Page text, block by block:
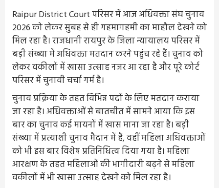
Raipur District Court परिसर में आज अधिवक्ता संघ चुनाव
2026 को लेकर सुबह से ही गहमागहमी का माहौल देखने को
मिल रहा है। राजधानी रायपुर के जिला न्यायालय परिसर में
बड़ी संख्या में अधिवक्ता मतदान करने पहुंच रहे हैं। चुनाव को
लेकर वकीलों में खासा उत्साह नजर आ रहा है और पूरे कोर्ट
परिसर में चुनावी चर्चा गर्म है।
चुनाव प्रक्रिया के तहत विभिन्न पदों के लिए मतदान कराया
जा रहा है। अधिवक्ताओं से बातचीत में सामने आया कि इस
बार का चुनाव कई मायनों में खास माना जा रहा है। बड़ी
संख्या में प्रत्याशी चुनाव मैदान में हैं, वहीं महिला अधिवक्ताओं
को भी इस बार विशेष प्रतिनिधित्व दिया गया है। महिला
आरक्षण के तहत महिलाओं की भागीदारी बढ़ने से महिला
वकीलों में भी खासा उत्साह देखने को मिल रहा है।